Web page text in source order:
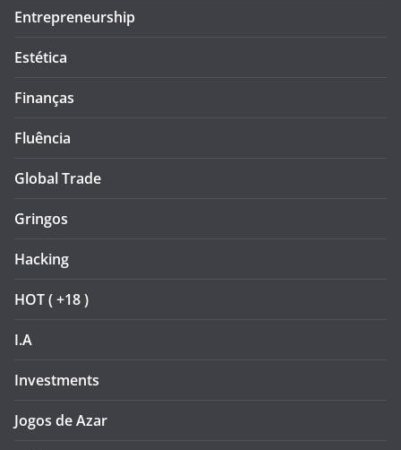
Entrepreneurship
Estética
Finanças
Fluência
Global Trade
Gringos
Hacking
HOT ( +18 )
I.A
Investments
Jogos de Azar